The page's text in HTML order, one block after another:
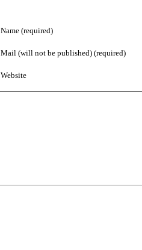
Name (required)
Mail (will not be published) (required)
Website